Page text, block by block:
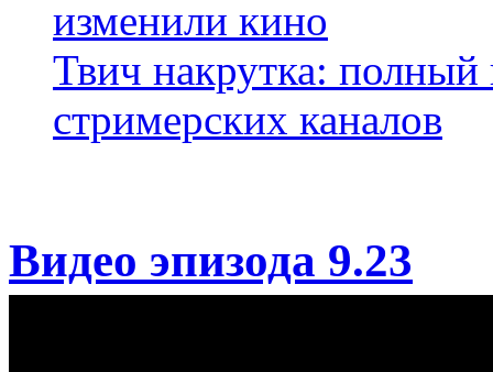
изменили кино
Твич накрутка:
стримерских каналов
Видео эпизода 9.23